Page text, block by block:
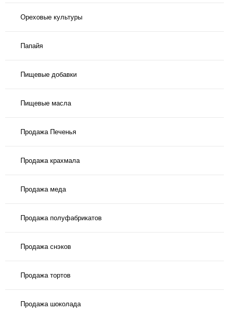
Ореховые культуры
Папайя
Пищевые добавки
Пищевые масла
Продажа Печенья
Продажа крахмала
Продажа меда
Продажа полуфабрикатов
Продажа снэков
Продажа тортов
Продажа шоколада